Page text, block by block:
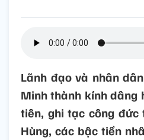
Lãnh đạo và nhân
Minh thành kính dâng
tiên, ghi tạc công đức
Hùng, các bậc tiền